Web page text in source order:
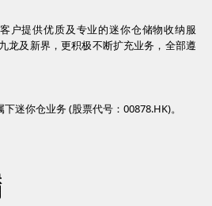
户提供优质及专业的迷你仓储物收纳服
龙及新界，更积极不断扩充业务，全部遵
迷你仓业务 (股票代号：00878.HK)。